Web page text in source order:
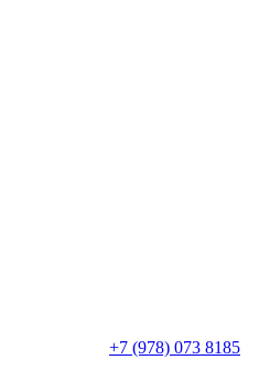
+7 (978) 073 8185